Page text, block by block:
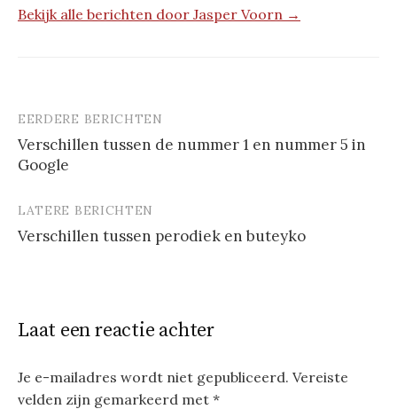
Bekijk alle berichten door Jasper Voorn →
Berichtnavigatie
EERDERE BERICHTEN
Verschillen tussen de nummer 1 en nummer 5 in
Google
LATERE BERICHTEN
Verschillen tussen perodiek en buteyko
Laat een reactie achter
Je e-mailadres wordt niet gepubliceerd. Vereiste
velden zijn gemarkeerd met *